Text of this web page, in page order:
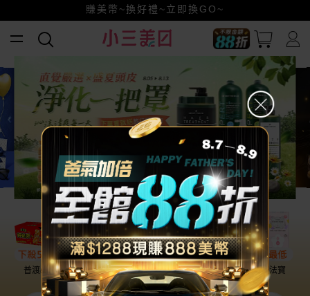
賺美幣~換好禮~立即換GO~
小三美日x全支付~美幣+全點折上折超划算
全館88折爸氣加倍！
普渡必備 話題保養 盛夏提案 雨天法寶